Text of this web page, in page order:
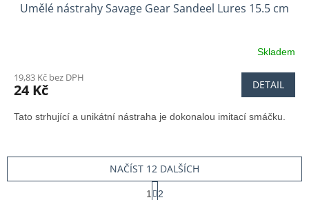
Umělé nástrahy Savage Gear Sandeel Lures 15.5 cm
Skladem
19,83 Kč bez DPH
24 Kč DETAIL
Tato strhující a unikátní nástraha je dokonalou imitací smáčku.
NAČÍST 12 DALŠÍCH
S
1
2